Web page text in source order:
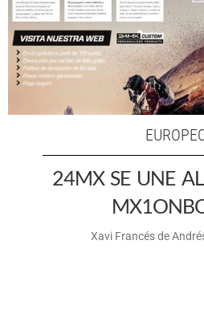
24MX SE UNE
Xavi Francés de